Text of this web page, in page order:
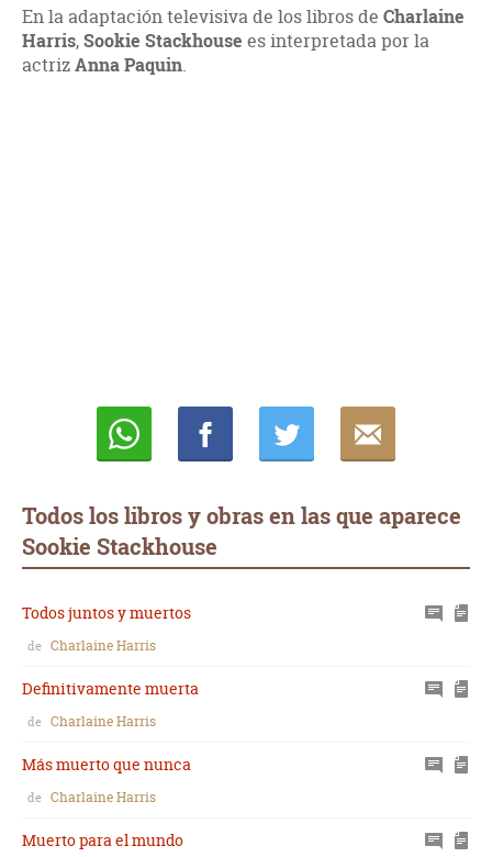
En la adaptación televisiva de los libros de Charlaine
Harris,Sookie Stackhouse es interpretada por la
actrizAnna Paquin.
Todos los libros y obras en las que aparece
Sookie Stackhouse
Todos juntos y muertos
de Charlaine Harris
Definitivamente muerta
de Charlaine Harris
Más muerto que nunca
de Charlaine Harris
Muerto para el mundo